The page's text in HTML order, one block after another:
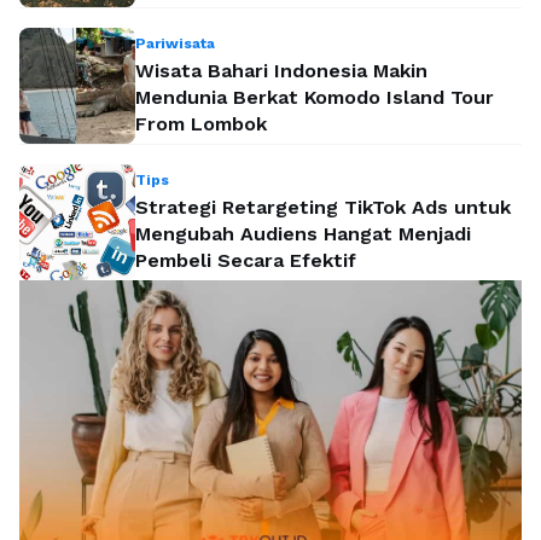
Pariwisata
Wisata Bahari Indonesia Makin
Mendunia Berkat Komodo Island Tour
From Lombok
Tips
Strategi Retargeting TikTok Ads untuk
Mengubah Audiens Hangat Menjadi
Pembeli Secara Efektif